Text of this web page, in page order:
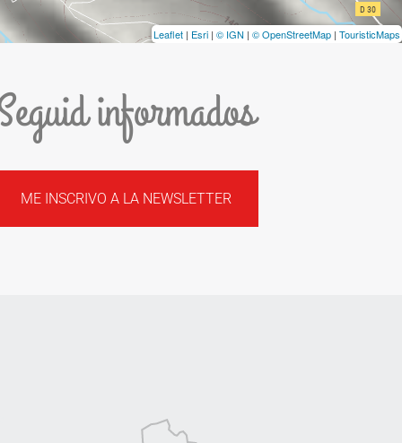
Leaflet | Esri | © IGN | © OpenStreetMap | TouristicMaps
informados
ME INSCRIVO A LA NEWSLETTER